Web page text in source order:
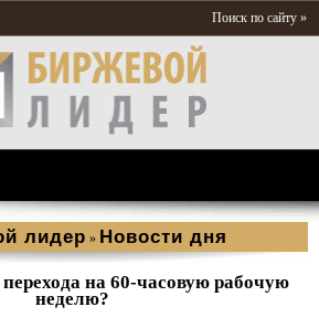
Поиск по сайту »
лидер » Новости дня
на 60-часовую рабочую
неделю?